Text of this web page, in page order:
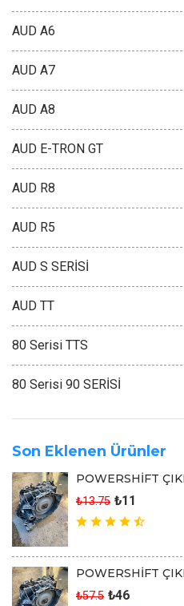
AUD A6
AUD A7
AUD A8
AUD E-TRON GT
AUD R8
AUD R5
AUD S SERİSİ
AUD TT
80 Serisi TTS
80 Serisi 90 SERİSİ
Son Eklenen Ürünler
POWERSHİFT
₺13.75 ₺11
POWERSHİFT
₺57.5 ₺46